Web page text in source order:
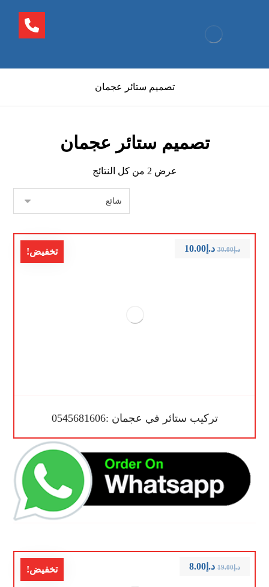
تصميم ستائر عجمان
تصميم ستائر عجمان
عرض ⁦2⁩ من كل النتائج
تخفيض!
تركيب ستائر في عجمان :0545681606
د.إ30.00 د.إ10.00
تخفيض! د.إ19.00 د.إ8.00